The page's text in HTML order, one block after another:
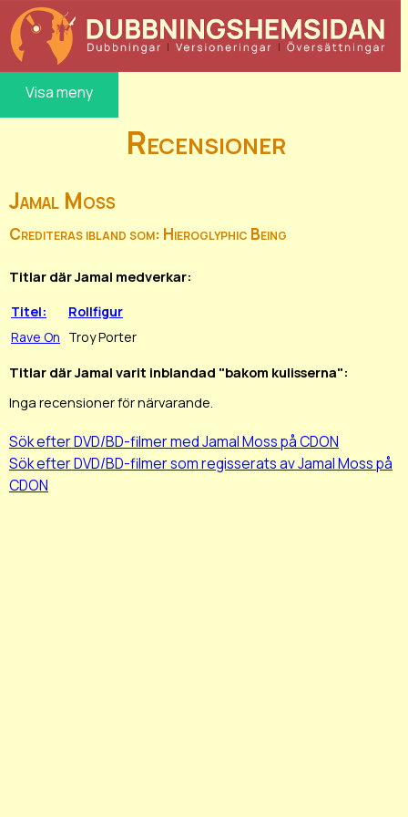
Visa meny
Recensioner
Jamal Moss
Crediteras ibland som: Hieroglyphic Being
Titlar där Jamal medverkar:
Titel:
Rollfigur
Rave On Troy Porter
Titlar där Jamal varit inblandad "bakom kulisserna":
Inga recensioner för närvarande.
Sök efter DVD/BD-filmer med Jamal Moss på CDON
Sök efter DVD/BD-filmer som regisserats av Jamal Moss på
CDON